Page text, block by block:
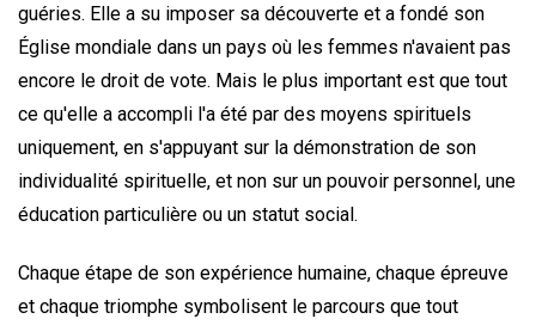
guéries. Elle a su imposer sa découverte et a fondé son
Église mondiale dans un pays où les femmes n'avaient pas
encore le droit de vote. Mais le plus important est que tout
ce qu'elle a accompli l'a été par des moyens spirituels
uniquement, en s'appuyant sur la démonstration de son
individualité spirituelle, et non sur un pouvoir personnel, une
éducation particulière ou un statut social.
Chaque étape de son expérience humaine, chaque épreuve
et chaque triomphe symbolisent le parcours que tout